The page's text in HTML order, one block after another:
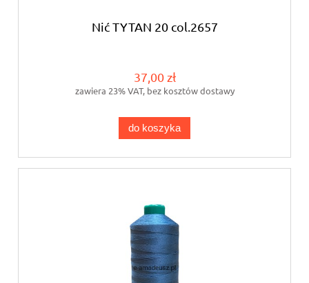
Nić TYTAN 20 col.2657
37,00 zł
zawiera 23% VAT, bez kosztów dostawy
do koszyka